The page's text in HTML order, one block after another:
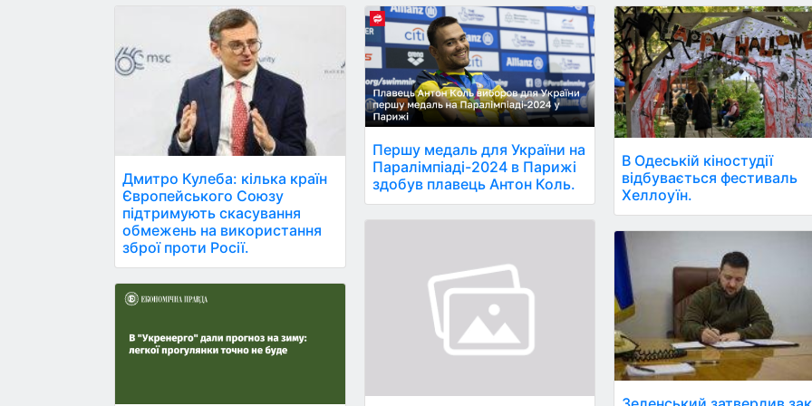
Дмитро Кулеба: кілька країн
Європейського Союзу
підтримують скасування
обмежень на використання
зброї проти Росії.
Першу медаль для України на
Паралімпіаді-2024 в Парижі
здобув плавець Антон Коль.
В Одеській кіностудії
відбувається фестиваль
Хеллоуїн.